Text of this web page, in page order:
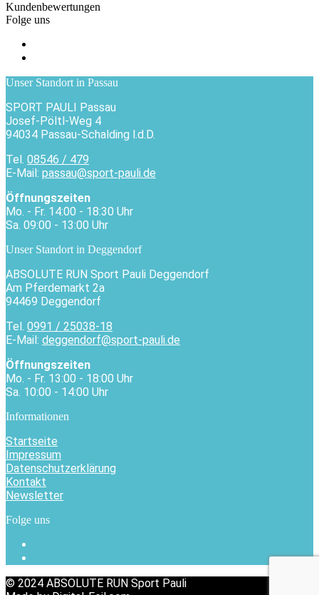
Kundenbewertungen
Folge uns
Unser Standort in Passau
SPORT PAULI Passau
Josef-Pöltl-Weg 4
94034 Passau-Schalding l.d.D.
Tel. 08546 / 479
E-Mail: passau@sport-pauli.de
Öffnungszeiten
Mo. - Fr. 14:00 - 18:30 Uhr
Sa. 09:00 - 13:00 Uhr
Unser Standort in Deggendorf
ABSOLUTE RUN Sport Pauli Deggendorf
Am Pferdemarkt 2a
94469 Deggendorf
Tel. 0991 / 25038-18
E-Mail: deggendorf@sport-pauli.de
Öffnungszeiten
Mo. - Fr. 13:00 - 18:00 Uhr
Sa. 10:00 - 14:00 Uhr
Informationen
Startseite
Impressum
Datenschutzerklärung
Kontakt
Newsletter
Folge uns
© 2024 ABSOLUTE RUN Sport Pauli